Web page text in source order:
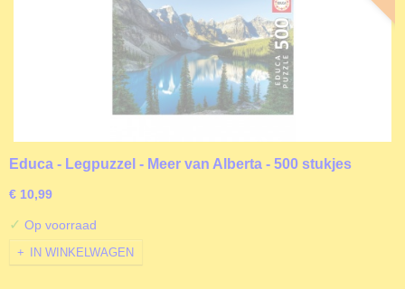
Educa - Legpuzzel - Meer van Alberta - 500 stukjes
€ 10,99
✓ Op voorraad
IN WINKELWAGEN